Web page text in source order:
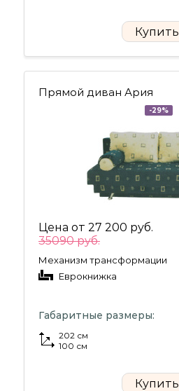
Купить
Прямой диван Ария
-29%
Цена от 27 200 руб.
35090 руб.
Механизм трансформации
Еврокнижка
Габаритные размеры:
202 см
100 см
Купить